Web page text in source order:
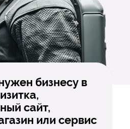
бизнесу в
сайт,
или сервис